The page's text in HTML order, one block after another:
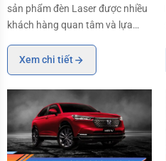
sản phẩm đèn Laser được nhiều
khách hàng quan tâm và lựa
chọn. Việc độ đèn bi Laser không
chỉ giúp cải thiện được ánh sáng
mà còn giúp tăng thêm vẻ sang
trọng và hiện đại cho xe. Cùng
Auto365 tham khảo các dòng xe
độ đèn b
Xem chi tiết